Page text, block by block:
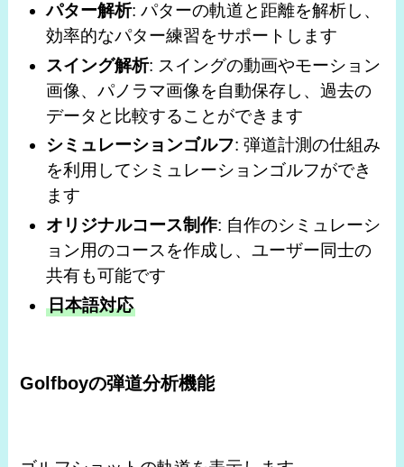
パター解析: パターの軌道と距離を解析し、
効率的なパター練習をサポートします
スイング解析: スイングの動画やモーション
画像、パノラマ画像を自動保存し、過去の
データと比較することができます
シミュレーションゴルフ: 弾道計測の仕組み
を利用してシミュレーションゴルフができ
ます
オリジナルコース制作: 自作のシミュレーシ
ョン用のコースを作成し、ユーザー同士の
共有も可能です
日本語対応
Golfboyの弾道分析機能